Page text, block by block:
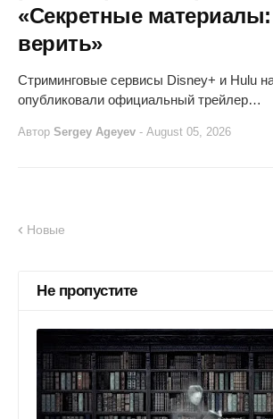
«Секретные
верить»
Стриминговые сервисы Disney+ и Hulu
опубликовали официальный трейлер…
Автор Sergey Ageyev - August 05, 2026
Новые
Не пропустите